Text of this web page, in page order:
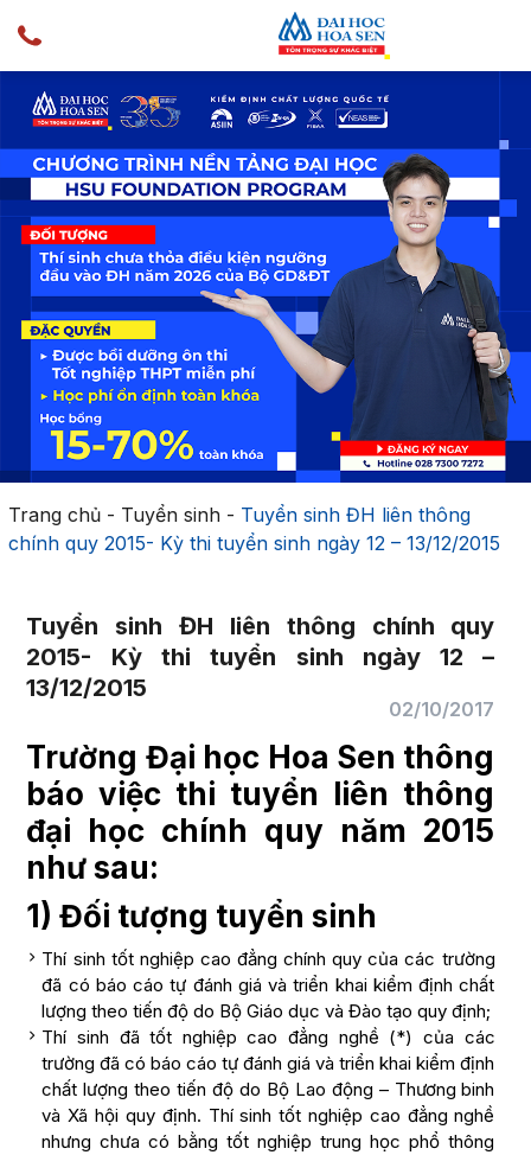
Trang chủ - Tuyển sinh - Tuyển sinh ĐH liên thông
chính quy 2015- Kỳ thi tuyển sinh ngày 12 – 13/12/2015
Tuyển sinh ĐH liên thông chính quy
2015- Kỳ thi tuyển sinh ngày 12 –
13/12/2015
02/10/2017
Trường Đại học Hoa Sen thông
báo việc thi tuyển liên thông
đại học chính quy năm 2015
như sau:
1) Đối tượng tuyển sinh
Thí sinh tốt nghiệp cao đẳng chính quy của các trường
đã có báo cáo tự đánh giá và triển khai kiểm định chất
lượng theo tiến độ do Bộ Giáo dục và Đào tạo quy định;
Thí sinh đã tốt nghiệp cao đẳng nghề (*) của các
trường đã có báo cáo tự đánh giá và triển khai kiểm định
chất lượng theo tiến độ do Bộ Lao động – Thương binh
và Xã hội quy định. Thí sinh tốt nghiệp cao đẳng nghề
nhưng chưa có bằng tốt nghiệp trung học phổ thông